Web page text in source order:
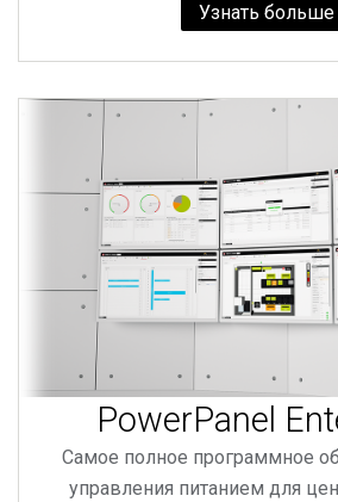
Узнать больше
PowerPanel
Самое полное программное
управления питанием для